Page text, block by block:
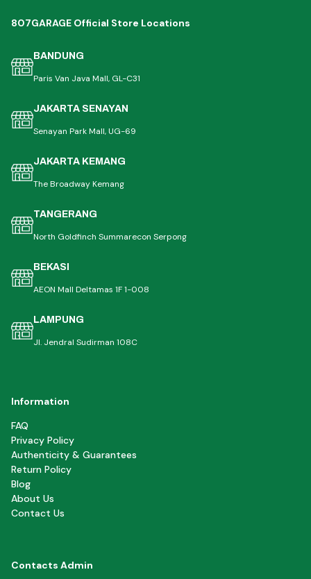
807GARAGE Official Store Locations
BANDUNG
Paris Van Java Mall, GL-C31
JAKARTA SENAYAN
Senayan Park Mall, UG-69
JAKARTA KEMANG
The Broadway Kemang
TANGERANG
North Goldfinch Summarecon Serpong
BEKASI
AEON Mall Deltamas 1F 1-008
LAMPUNG
Jl. Jendral Sudirman 108C
Information
FAQ
Privacy Policy
Authenticity & Guarantees
Return Policy
Blog
About Us
Contact Us
Contacts Admin